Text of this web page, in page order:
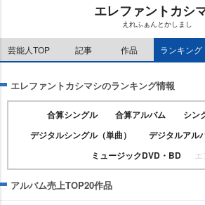
エレファントカシ
えれふぁんとかしまし
芸能人TOP 記事 作品 ランキング
エレファントカシマシのランキング情報
合算シングル 合算アルバム シン
デジタルシングル（単曲）
デジタルアル
ミュージックDVD・BD
アルバム売上TOP20作品